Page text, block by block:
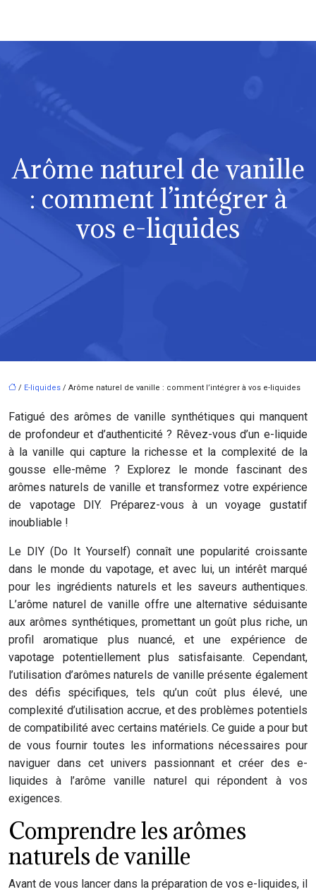
Arôme naturel de vanille
: comment l’intégrer à
vos e-liquides
/ E-liquides / Arôme naturel de vanille : comment l’intégrer à vos e-liquides
Fatigué des arômes de vanille synthétiques qui manquent
de profondeur et d’authenticité ? Rêvez-vous d’un e-liquide
à la vanille qui capture la richesse et la complexité de la
gousse elle-même ? Explorez le monde fascinant des
arômes naturels de vanille et transformez votre expérience
de vapotage DIY. Préparez-vous à un voyage gustatif
inoubliable !
Le DIY (Do It Yourself) connaît une popularité croissante
dans le monde du vapotage, et avec lui, un intérêt marqué
pour les ingrédients naturels et les saveurs authentiques.
L’arôme naturel de vanille offre une alternative séduisante
aux arômes synthétiques, promettant un goût plus riche, un
profil aromatique plus nuancé, et une expérience de
vapotage potentiellement plus satisfaisante. Cependant,
l’utilisation d’arômes naturels de vanille présente également
des défis spécifiques, tels qu’un coût plus élevé, une
complexité d’utilisation accrue, et des problèmes potentiels
de compatibilité avec certains matériels. Ce guide a pour but
de vous fournir toutes les informations nécessaires pour
naviguer dans cet univers passionnant et créer des e-
liquides à l’arôme vanille naturel qui répondent à vos
exigences.
Comprendre les arômes
naturels de vanille
Avant de vous lancer dans la préparation de vos e-liquides, il